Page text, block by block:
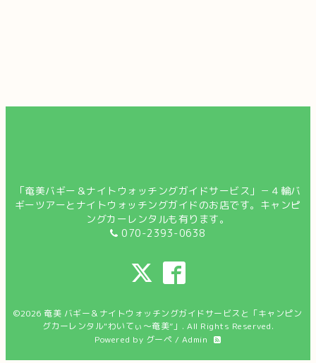
「奄美バギー＆ナイトウォッチングガイドサービス」－４輪バ
ギーツアーとナイトウォッチングガイドのお店です。キャンピ
ングカーレンタルも有ります。
070-2393-0638
©2026 奄美 バギー＆ナイトウォッチングガイドサービスと「キャンピン
グカーレンタル"わいてぃ～奄美”」 . All Rights Reserved.
Powered by グーペ / Admin